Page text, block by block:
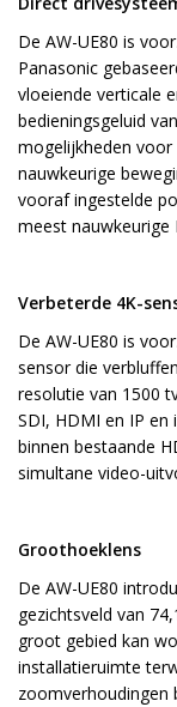
De AW-UE80 is
Panasonic
vloeiende verticale
bedieningsgeluid
mogelijkheden voor
nauwkeurige
vooraf ingestelde
meest nauwkeurige
Verbeterde 4K-
De AW-UE80 is
sensor die
resolutie van 1500
SDI, HDMI en IP
binnen bestaande
simultane video-
Groothoeklens
De AW-UE80
gezichtsveld van
groot gebied kan
installatieruimte
zoomverhoudingen